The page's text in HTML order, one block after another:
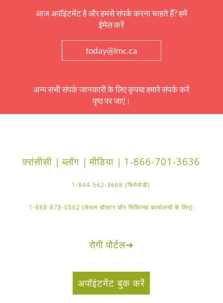
आज अपॉइंटमेंट है और हमसे संपर्क करना चाहते हैं? हमें
ईमेल करें
today@lmc.ca
अन्य सभी संपर्क जानकारी के लिए कृपया हमारे संपर्क करें
पृष्ठ पर जाएं।
फ़्रांसीसी | ब्लॉग | मीडिया | 1-866-701-3636
1-844-562-3668 (चिरोपोडी)
1-888-878-0562 (केवल डॉक्टर और चिकित्सा कार्यालयों के लिए)
रोगी पोर्टल➔
अपॉइंटमेंट बुक करें